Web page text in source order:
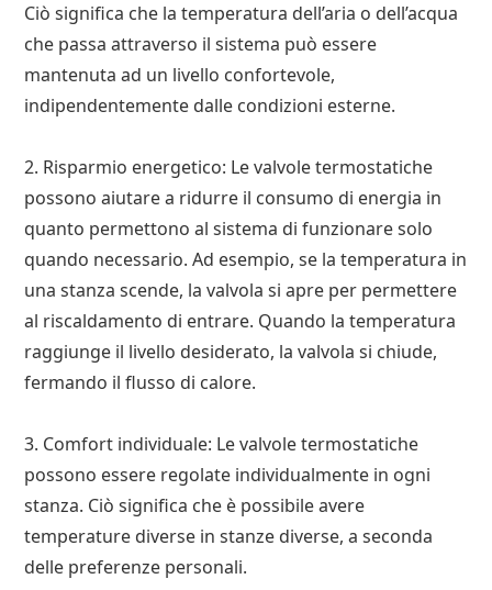
Ciò significa che la temperatura dell’aria o dell’acqua
che passa attraverso il sistema può essere
mantenuta ad un livello confortevole,
indipendentemente dalle condizioni esterne.
2. Risparmio energetico: Le valvole termostatiche
possono aiutare a ridurre il consumo di energia in
quanto permettono al sistema di funzionare solo
quando necessario. Ad esempio, se la temperatura in
una stanza scende, la valvola si apre per permettere
al riscaldamento di entrare. Quando la temperatura
raggiunge il livello desiderato, la valvola si chiude,
fermando il flusso di calore.
3. Comfort individuale: Le valvole termostatiche
possono essere regolate individualmente in ogni
stanza. Ciò significa che è possibile avere
temperature diverse in stanze diverse, a seconda
delle preferenze personali.